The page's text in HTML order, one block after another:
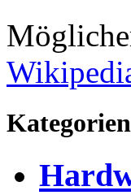
Kategorien